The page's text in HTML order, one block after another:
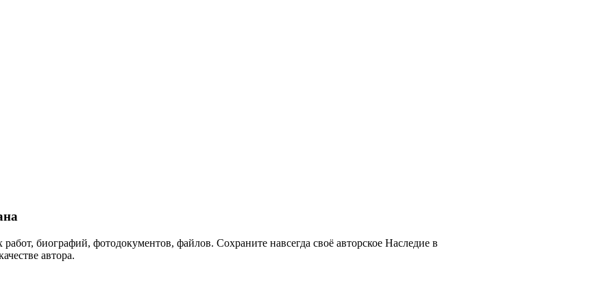
биографий, фотодокументов, файлов. Сохраните навсегда своё авторское Наследие в
автора.